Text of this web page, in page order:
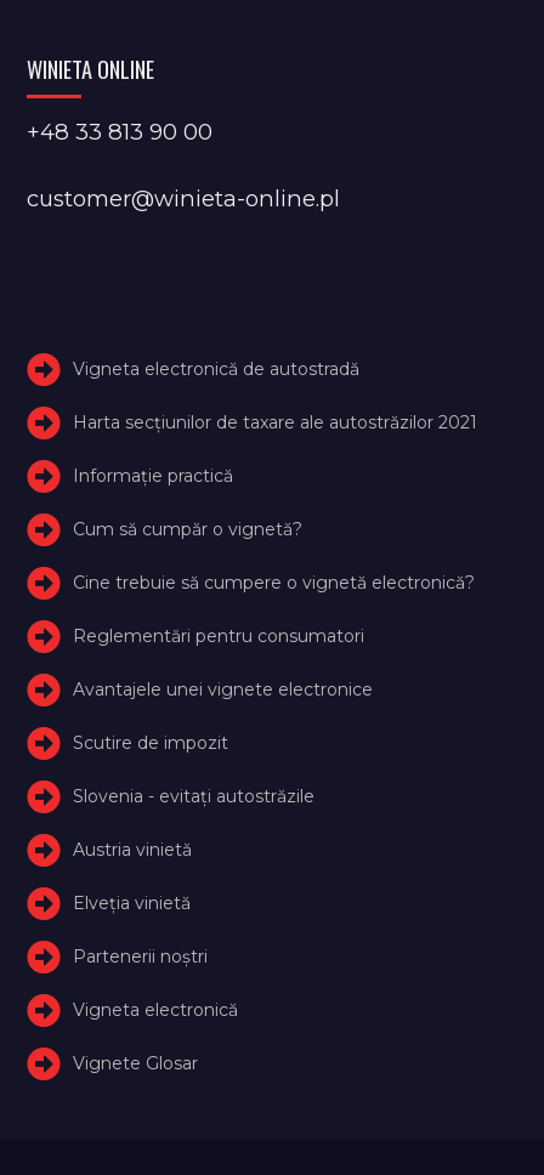
WINIETA ONLINE
+48 33 813 90 00
customer@winieta-online.pl
Vigneta electronică de autostradă
Harta secțiunilor de taxare ale autostrăzilor 2021
Informație practică
Cum să cumpăr o vignetă?
Cine trebuie să cumpere o vignetă electronică?
Reglementări pentru consumatori
Avantajele unei vignete electronice
Scutire de impozit
Slovenia - evitați autostrăzile
Austria vinietă
Elveţia vinietă
Partenerii noștri
Vigneta electronică
Vignete Glosar